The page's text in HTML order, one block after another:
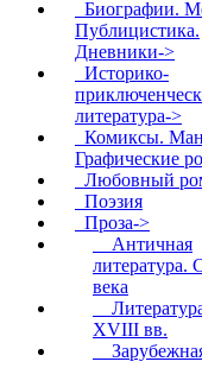
Биографии.
Публицистика.
Дневники->
Историко-
литература->
Комиксы.
Графические
Любовный
Поэзия
Проза->
Античная
литература.
века
XVIII вв.